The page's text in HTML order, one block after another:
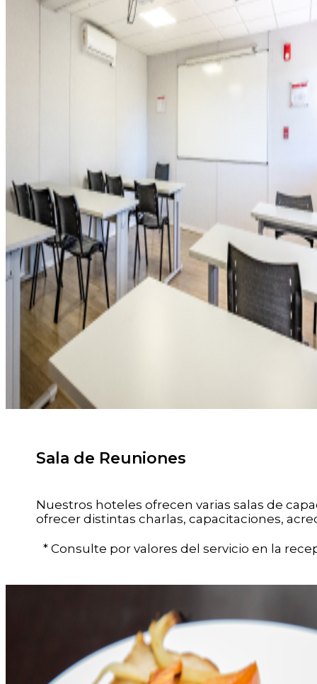
Sala de Reuniones
Nuestros hoteles ofrecen varias salas de
ofrecer distintas charlas, capacitaciones,
* Consulte por valores del servicio en la